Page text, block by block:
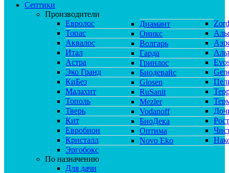
Септики
Производители
Евролос
Топас
Аквалос
Итал
Астра
Эко Гранд
КиБез
Малахит
Тополь
Тверь
Кит
Евробион
Кристалл
Эргобокс
Диамант
Оникс
Волгарь
Гарда
Гринлос
Биодевайс
Glosen
RuSanit
Mezler
Vodanoff
БиоДека
Оптима
Novo Eko
По назначению
Для дачи